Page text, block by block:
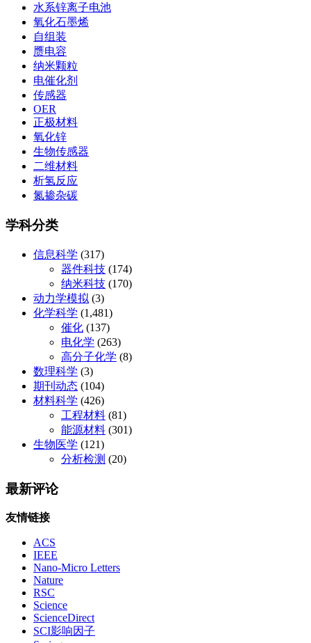
水系锌离子电池
氧化石墨烯
自组装
赝电容
纳米颗粒
电催化剂
传感器
OER
正极材料
氧化锌
生物传感器
二维材料
析氢反应
氮掺杂碳
学科分类
信息科学 (317)
器件科技 (174)
纳米科技 (170)
动力学模拟 (3)
化学科学 (1,481)
催化 (137)
电化学 (263)
高分子化学 (8)
数理科学 (3)
期刊动态 (104)
材料科学 (426)
工程材料 (81)
能源材料 (301)
生物医学 (121)
分析检测 (20)
最新评论
友情链接
ACS
IEEE
Nano-Micro Letters
Nature
RSC
Science
ScienceDirect
SCI影响因子